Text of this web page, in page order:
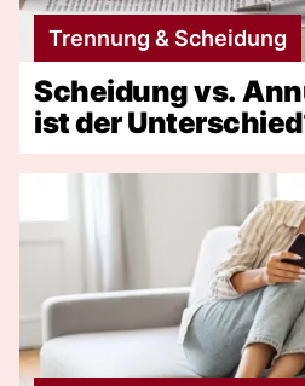
Trennung & Scheidung
Scheidung vs.
ist der